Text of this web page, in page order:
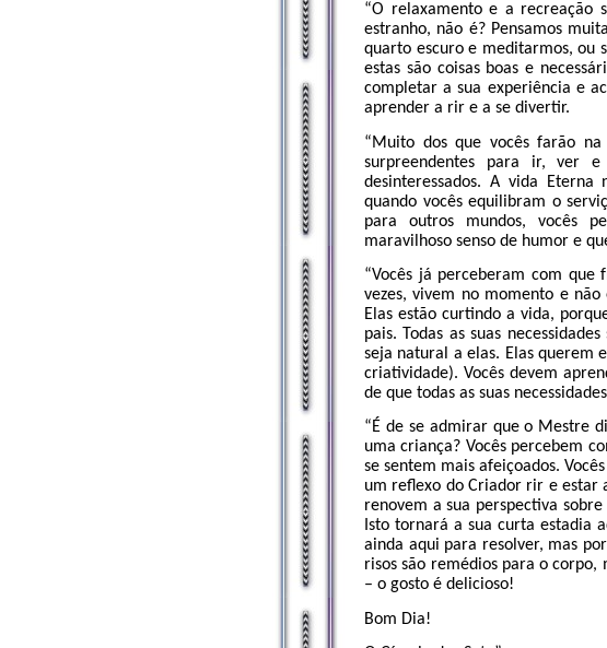
“O relaxamento e a recreação
estranho, não é? Pensamos
quarto escuro e meditarmos, ou
estas são coisas boas e
completar a sua experiência e
aprender a rir e a se divertir.
“Muito dos que vocês farão
surpreendentes para ir, ver
desinteressados. A vida
quando vocês equilibram o
para outros mundos, vocês
maravilhoso senso de humor e
“Vocês já perceberam com
vezes, vivem no momento e
Elas estão curtindo a vida,
pais. Todas as suas
seja natural a elas. Elas querem
criatividade). Vocês devem
de que todas as suas
“É de se admirar que o Mestre
uma criança? Vocês percebem
se sentem mais afeiçoados.
um reflexo do Criador rir e estar
renovem a sua perspectiva
Isto tornará a sua curta estadia
ainda aqui para resolver, mas
risos são remédios para o
– o gosto é delicioso!
Bom Dia!